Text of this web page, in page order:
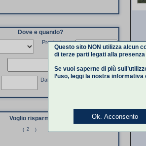
Provincia
Data partenza
Dove e quando?
Voglio risparmiare
( 2 )
Questo sito NON utilizza alcun
di terze parti legati alla
Se vuoi saperne di più
l’uso, leggi la nostra informativa
Ok. Acconsento